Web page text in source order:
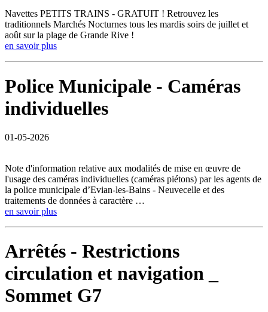
Navettes PETITS TRAINS - GRATUIT ! Retrouvez les
traditionnels Marchés Nocturnes tous les mardis soirs de juillet et
août sur la plage de Grande Rive !
en savoir plus
Police Municipale - Caméras
individuelles
01-05-2026
Note d'information relative aux modalités de mise en œuvre de
l'usage des caméras individuelles (caméras piétons) par les agents de
la police municipale d’Evian-les-Bains - Neuvecelle et des
traitements de données à caractère …
en savoir plus
Arrêtés - Restrictions
circulation et navigation _
Sommet G7